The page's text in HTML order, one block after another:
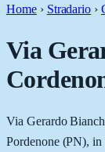
Home › Stradario ›
Via
Via Gerardo
Pordenone (PN),